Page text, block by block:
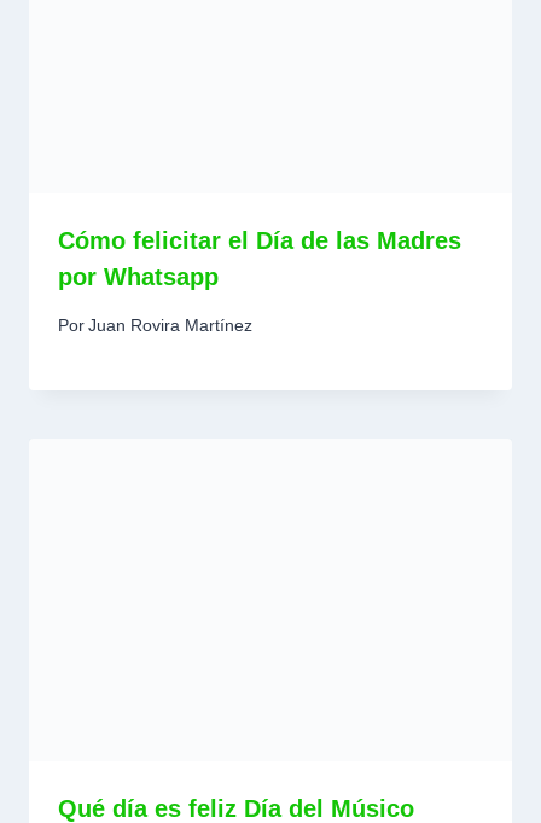
Cómo felicitar el Día de las Madres
por Whatsapp
PorJuan Rovira Martínez
Qué día es feliz Día del Músico